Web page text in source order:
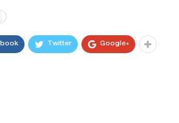
Twitter Google+